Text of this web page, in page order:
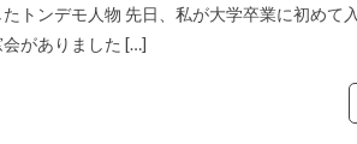
たトンデモ人物 先日、私が大学卒業に初めて
会がありました […]